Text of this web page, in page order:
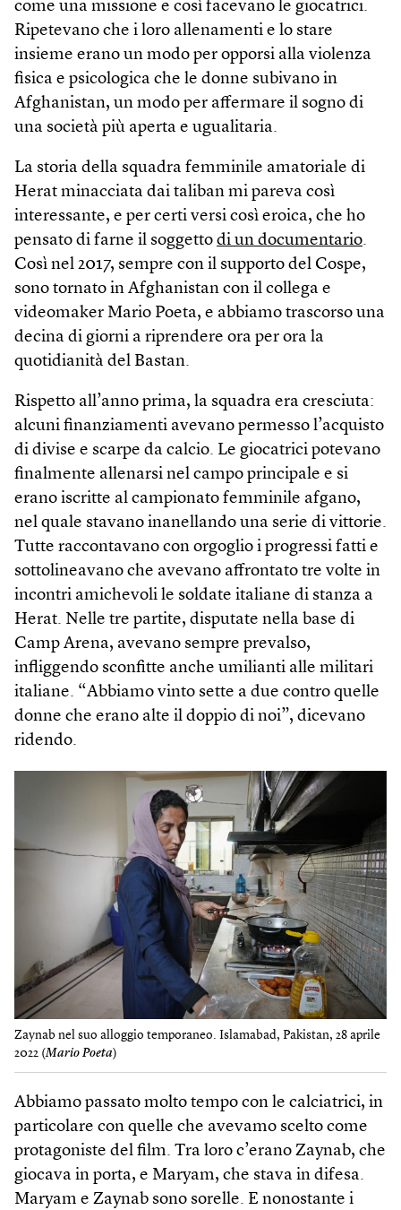
come una missione e così facevano le giocatrici.
Ripetevano che i loro allenamenti e lo stare
insieme erano un modo per opporsi alla violenza
fisica e psicologica che le donne subivano in
Afghanistan, un modo per affermare il sogno di
una società più aperta e ugualitaria.
La storia della squadra femminile amatoriale di
Herat minacciata dai taliban mi pareva così
interessante, e per certi versi così eroica, che ho
pensato di farne il soggetto di un documentario.
Così nel 2017, sempre con il supporto del Cospe,
sono tornato in Afghanistan con il collega e
videomaker Mario Poeta, e abbiamo trascorso una
decina di giorni a riprendere ora per ora la
quotidianità del Bastan.
Rispetto all’anno prima, la squadra era cresciuta:
alcuni finanziamenti avevano permesso l’acquisto
di divise e scarpe da calcio. Le giocatrici potevano
finalmente allenarsi nel campo principale e si
erano iscritte al campionato femminile afgano,
nel quale stavano inanellando una serie di vittorie.
Tutte raccontavano con orgoglio i progressi fatti e
sottolineavano che avevano affrontato tre volte in
incontri amichevoli le soldate italiane di stanza a
Herat. Nelle tre partite, disputate nella base di
Camp Arena, avevano sempre prevalso,
infliggendo sconfitte anche umilianti alle militari
italiane. “Abbiamo vinto sette a due contro quelle
donne che erano alte il doppio di noi”, dicevano
ridendo.
Zaynab nel suo alloggio temporaneo. Islamabad, Pakistan, 28 aprile
2022 (Mario Poeta)
Abbiamo passato molto tempo con le calciatrici, in
particolare con quelle che avevamo scelto come
protagoniste del film. Tra loro c’erano Zaynab, che
giocava in porta, e Maryam, che stava in difesa.
Maryam e Zaynab sono sorelle. E nonostante i